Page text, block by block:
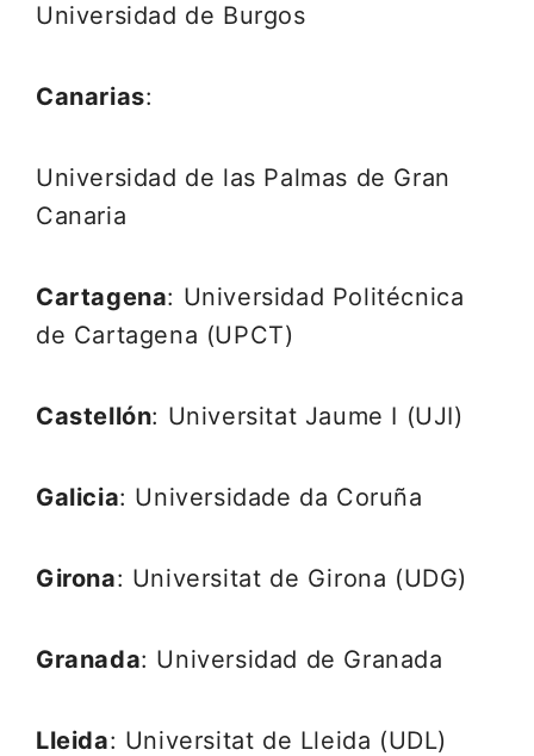
Universidad de Burgos
Canarias:
Universidad de las Palmas de Gran
Canaria
Cartagena: Universidad Politécnica
de Cartagena (UPCT)
Castellón: Universitat Jaume I (UJI)
Galicia: Universidade da Coruña
Girona: Universitat de Girona (UDG)
Granada: Universidad de Granada
Lleida: Universitat de Lleida (UDL)